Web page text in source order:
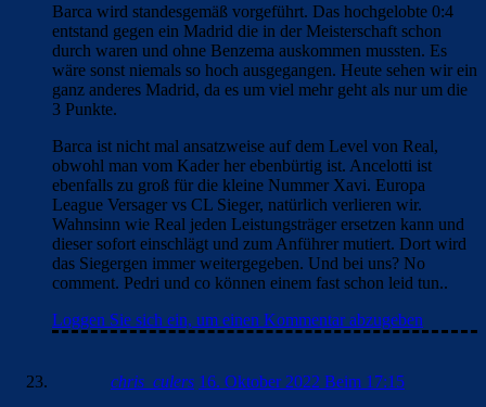
Barca wird standesgemäß vorgeführt. Das hochgelobte 0:4
entstand gegen ein Madrid die in der Meisterschaft schon
durch waren und ohne Benzema auskommen mussten. Es
wäre sonst niemals so hoch ausgegangen. Heute sehen wir ein
ganz anderes Madrid, da es um viel mehr geht als nur um die
3 Punkte.
Barca ist nicht mal ansatzweise auf dem Level von Real,
obwohl man vom Kader her ebenbürtig ist. Ancelotti ist
ebenfalls zu groß für die kleine Nummer Xavi. Europa
League Versager vs CL Sieger, natürlich verlieren wir.
Wahnsinn wie Real jeden Leistungsträger ersetzen kann und
dieser sofort einschlägt und zum Anführer mutiert. Dort wird
das Siegergen immer weitergegeben. Und bei uns? No
comment. Pedri und co können einem fast schon leid tun..
Loggen Sie sich ein, um einen Kommentar abzugeben
chris_culers 16. Oktober 2022 Beim 17:15